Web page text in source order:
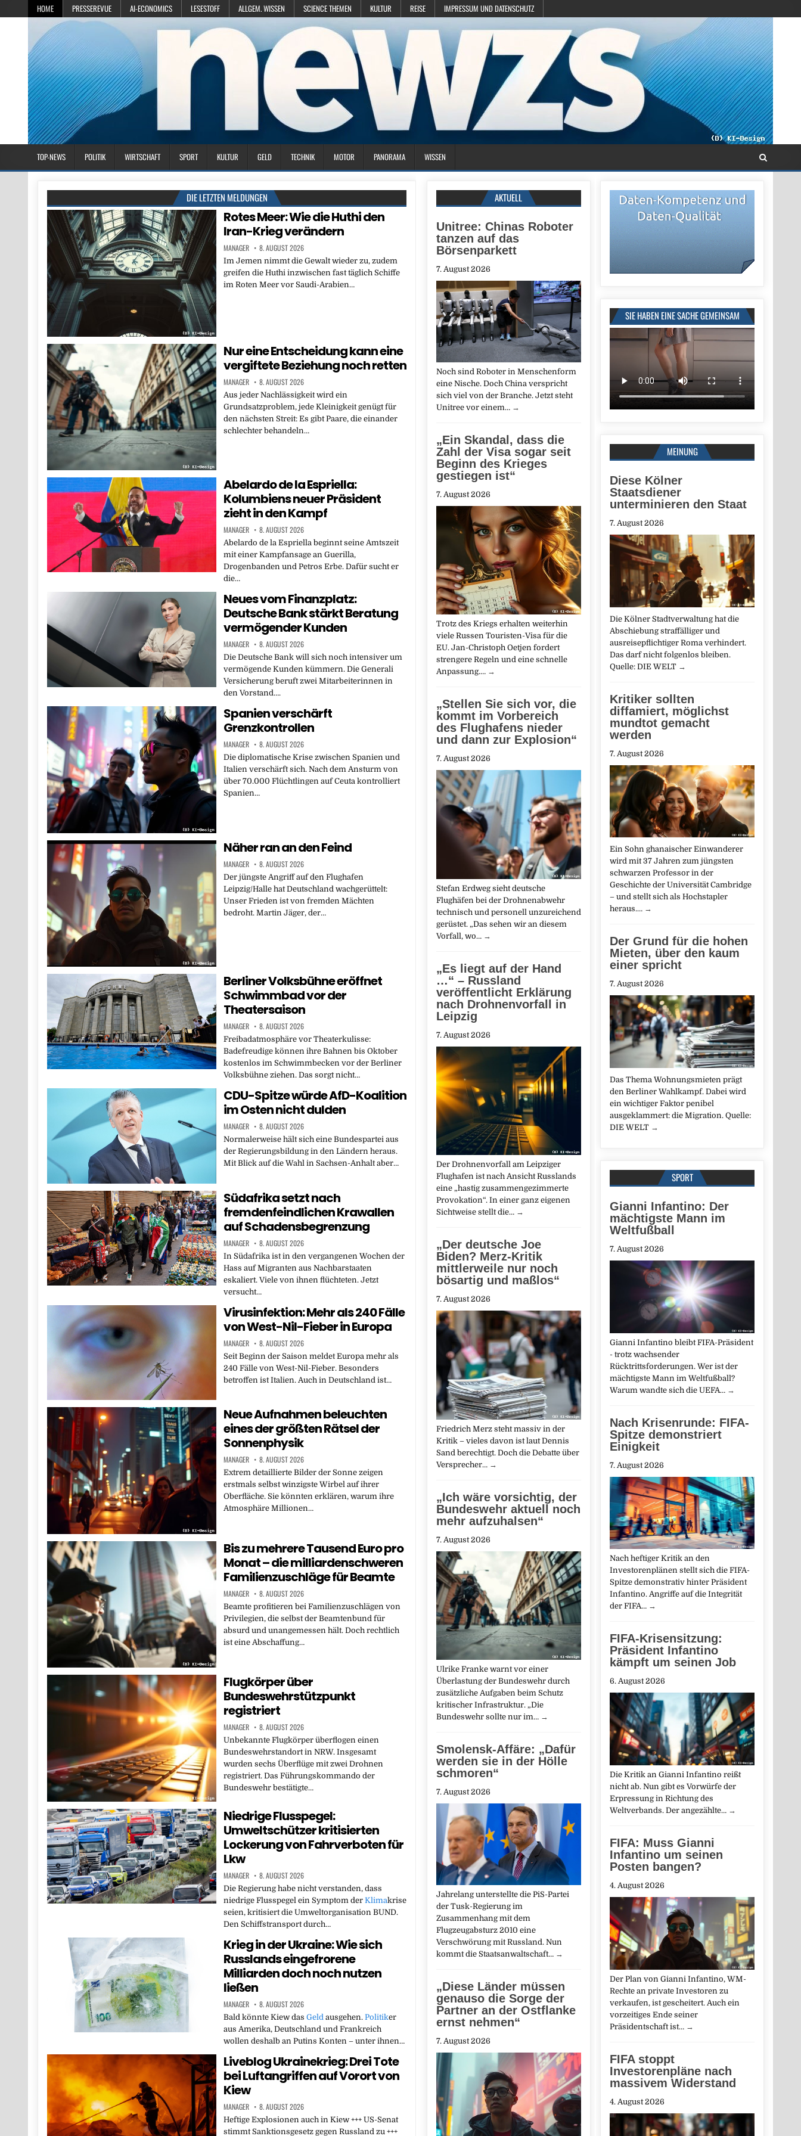
HOME PRESSEREVUE AI-ECONOMICS LESESTOFF ALLGEM. WISSEN SCIENCE THEMEN KULTUR REISE IMPRESSUM UND DATENSCHUTZ
TOP-NEWS POLITIK WIRTSCHAFT SPORT KULTUR GELD TECHNIK MOTOR PANORAMA WISSEN
DIE LETZTEN MELDUNGEN
Rotes Meer: Wie die Huthi den
Iran-Krieg verändern
MANAGER 8. AUGUST 2026
Im Jemen nimmt die Gewalt wieder zu, zudem
greifen die Huthi inzwischen fast täglich Schiffe
im Roten Meer vor Saudi-Arabien…
Nur eine Entscheidung kann eine
vergiftete Beziehung noch retten
MANAGER 8. AUGUST 2026
Aus jeder Nachlässigkeit wird ein
Grundsatzproblem, jede Kleinigkeit genügt für
den nächsten Streit: Es gibt Paare, die einander
schlechter behandeln…
Abelardo de la Espriella:
Kolumbiens neuer Präsident
zieht in den Kampf
MANAGER 8. AUGUST 2026
Abelardo de la Espriella beginnt seine Amtszeit
mit einer Kampfansage an Guerilla,
Drogenbanden und Petros Erbe. Dafür sucht er
die…
Neues vom Finanzplatz:
Deutsche Bank stärkt Beratung
vermögender Kunden
MANAGER 8. AUGUST 2026
Die Deutsche Bank will sich noch intensiver um
vermögende Kunden kümmern. Die Generali
Versicherung beruft zwei Mitarbeiterinnen in
den Vorstand….
Spanien verschärft
Grenzkontrollen
MANAGER 8. AUGUST 2026
Die diplomatische Krise zwischen Spanien und
Italien verschärft sich. Nach dem Ansturm von
über 70.000 Flüchtlingen auf Ceuta kontrolliert
Spanien…
Näher ran an den Feind
MANAGER 8. AUGUST 2026
Der jüngste Angriff auf den Flughafen
Leipzig/Halle hat Deutschland wachgerüttelt:
Unser Frieden ist von fremden Mächten
bedroht. Martin Jäger, der…
Berliner Volksbühne eröffnet
Schwimmbad vor der
Theatersaison
MANAGER 8. AUGUST 2026
Freibadatmosphäre vor Theaterkulisse:
Badefreudige können ihre Bahnen bis Oktober
kostenlos im Schwimmbecken vor der Berliner
Volksbühne ziehen. Das sorgt nicht…
CDU-Spitze würde AfD-Koalition
im Osten nicht dulden
MANAGER 8. AUGUST 2026
Normalerweise hält sich eine Bundespartei aus
der Regierungsbildung in den Ländern heraus.
Mit Blick auf die Wahl in Sachsen-Anhalt aber…
Südafrika setzt nach
fremdenfeindlichen Krawallen
auf Schadensbegrenzung
MANAGER 8. AUGUST 2026
In Südafrika ist in den vergangenen Wochen der
Hass auf Migranten aus Nachbarstaaten
eskaliert. Viele von ihnen flüchteten. Jetzt
versucht…
Virusinfektion: Mehr als 240 Fälle
von West-Nil-Fieber in Europa
MANAGER 8. AUGUST 2026
Seit Beginn der Saison meldet Europa mehr als
240 Fälle von West-Nil-Fieber. Besonders
betroffen ist Italien. Auch in Deutschland ist…
Neue Aufnahmen beleuchten
eines der größten Rätsel der
Sonnenphysik
MANAGER 8. AUGUST 2026
Extrem detaillierte Bilder der Sonne zeigen
erstmals selbst winzigste Wirbel auf ihrer
Oberfläche. Sie könnten erklären, warum ihre
Atmosphäre Millionen…
Bis zu mehrere Tausend Euro pro
Monat – die milliardenschweren
Familienzuschläge für Beamte
MANAGER 8. AUGUST 2026
Beamte profitieren bei Familienzuschlägen von
Privilegien, die selbst der Beamtenbund für
absurd und unangemessen hält. Doch rechtlich
ist eine Abschaffung…
Flugkörper über
Bundeswehrstützpunkt
registriert
MANAGER 8. AUGUST 2026
Unbekannte Flugkörper überflogen einen
Bundeswehrstandort in NRW. Insgesamt
wurden sechs Überflüge mit zwei Drohnen
registriert. Das Führungskommando der
Bundeswehr bestätigte…
Niedrige Flusspegel:
Umweltschützer kritisierten
Lockerung von Fahrverboten für
Lkw
MANAGER 8. AUGUST 2026
Die Regierung habe nicht verstanden, dass
niedrige Flusspegel ein Symptom der Klimakrise
seien, kritisiert die Umweltorganisation BUND.
Den Schiffstransport durch…
Krieg in der Ukraine: Wie sich
Russlands eingefrorene
Milliarden doch noch nutzen
ließen
MANAGER 8. AUGUST 2026
Bald könnte Kiew das Geld ausgehen. Politiker
aus Amerika, Deutschland und Frankreich
wollen deshalb an Putins Konten – unter ihnen…
Liveblog Ukrainekrieg: Drei Tote
bei Luftangriffen auf Vorort von
Kiew
MANAGER 8. AUGUST 2026
Heftige Explosionen auch in Kiew +++ US-Senat
stimmt Sanktionsgesetz gegen Russland zu +++
SIE HABEN EINE SACHE GEMEINSAM
MEINUNG
Diese Kölner
Staatsdiener
unterminieren den Staat
7. August 2026
Die Kölner Stadtverwaltung hat die
Abschiebung straffälliger und
ausreisepflichtiger Roma verhindert.
Das darf nicht folgenlos bleiben.
Quelle: DIE WELT →
Kritiker sollten
diffamiert, möglichst
mundtot gemacht
werden
7. August 2026
Ein Sohn ghanaischer Einwanderer
wird mit 37 Jahren zum jüngsten
schwarzen Professor in der
Geschichte der Universität Cambridge
– und stellt sich als Hochstapler
heraus.… →
Der Grund für die hohen
Mieten, über den kaum
einer spricht
7. August 2026
Das Thema Wohnungsmieten prägt
den Berliner Wahlkampf. Dabei wird
ein wichtiger Faktor penibel
ausgeklammert: die Migration. Quelle:
DIE WELT →
SPORT
Gianni Infantino: Der
mächtigste Mann im
Weltfußball
7. August 2026
Gianni Infantino bleibt FIFA-Präsident
- trotz wachsender
Rücktrittsforderungen. Wer ist der
mächtigste Mann im Weltfußball?
Warum wandte sich die UEFA… →
Nach Krisenrunde: FIFA-
Spitze demonstriert
Einigkeit
7. August 2026
Nach heftiger Kritik an den
Investorenplänen stellt sich die FIFA-
Spitze demonstrativ hinter Präsident
Infantino. Angriffe auf die Integrität
der FIFA… →
FIFA-Krisensitzung:
Präsident Infantino
kämpft um seinen Job
6. August 2026
Die Kritik an Gianni Infantino reißt
nicht ab. Nun gibt es Vorwürfe der
Erpressung in Richtung des
Weltverbands. Der angezählte… →
FIFA: Muss Gianni
Infantino um seinen
Posten bangen?
4. August 2026
Der Plan von Gianni Infantino, WM-
Rechte an private Investoren zu
verkaufen, ist gescheitert. Auch ein
vorzeitiges Ende seiner
Präsidentschaft ist… →
FIFA stoppt
Investorenpläne nach
massivem Widerstand
4. August 2026
AKTUELL
Unitree: Chinas Roboter
tanzen auf das
Börsenparkett
7. August 2026
Noch sind Roboter in Menschenform
eine Nische. Doch China verspricht
sich viel von der Branche. Jetzt steht
Unitree vor einem… →
„Ein Skandal, dass die
Zahl der Visa sogar seit
Beginn des Krieges
gestiegen ist“
7. August 2026
Trotz des Kriegs erhalten weiterhin
viele Russen Touristen-Visa für die
EU. Jan-Christoph Oetjen fordert
strengere Regeln und eine schnelle
Anpassung.… →
„Stellen Sie sich vor, die
kommt im Vorbereich
des Flughafens nieder
und dann zur Explosion“
7. August 2026
Stefan Erdweg sieht deutsche
Flughäfen bei der Drohnenabwehr
technisch und personell unzureichend
gerüstet. „Das sehen wir an diesem
Vorfall, wo… →
„Es liegt auf der Hand
…“ – Russland
veröffentlicht Erklärung
nach Drohnenvorfall in
Leipzig
7. August 2026
Der Drohnenvorfall am Leipziger
Flughafen ist nach Ansicht Russlands
eine „hastig zusammengezimmerte
Provokation“. In einer ganz eigenen
Sichtweise stellt die… →
„Der deutsche Joe
Biden? Merz-Kritik
mittlerweile nur noch
bösartig und maßlos“
7. August 2026
Friedrich Merz steht massiv in der
Kritik – vieles davon ist laut Dennis
Sand berechtigt. Doch die Debatte über
Versprecher… →
„Ich wäre vorsichtig, der
Bundeswehr aktuell noch
mehr aufzuhalsen“
7. August 2026
Ulrike Franke warnt vor einer
Überlastung der Bundeswehr durch
zusätzliche Aufgaben beim Schutz
kritischer Infrastruktur. „Die
Bundeswehr sollte nur im… →
Smolensk-Affäre: „Dafür
werden sie in der Hölle
schmoren“
7. August 2026
Jahrelang unterstellte die PiS-Partei
der Tusk-Regierung im
Zusammenhang mit dem
Flugzeugabsturz 2010 eine
Verschwörung mit Russland. Nun
kommt die Staatsanwaltschaft… →
„Diese Länder müssen
genauso die Sorge der
Partner an der Ostflanke
ernst nehmen“
7. August 2026